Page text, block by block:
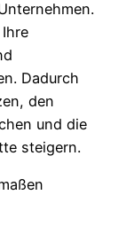
Dadurch
den
und die
steigern.